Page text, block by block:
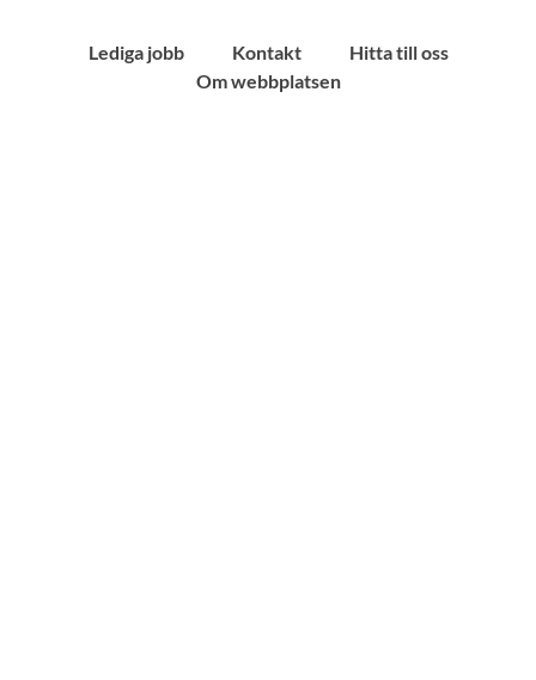
Lediga jobb Kontakt
Hitta till oss
Om webbplatsen